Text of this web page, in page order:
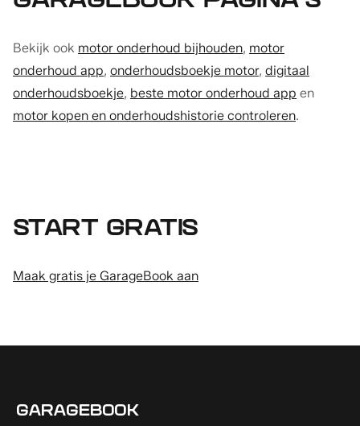
Bekijk ook motor onderhoud bijhouden, motor
onderhoud app, onderhoudsboekje motor, digitaal
onderhoudsboekje, beste motor onderhoud app en
motor kopen en onderhoudshistorie controleren.
START GRATIS
Maak gratis je GarageBook aan
GARAGEBOOK